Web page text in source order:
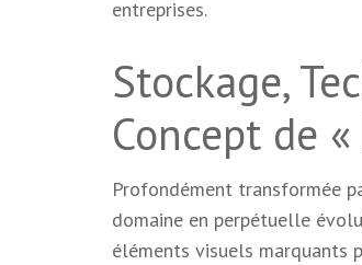
entreprises.
Stockage,
Concept de
Profondément transformée
domaine en perpétuelle
éléments visuels marquants